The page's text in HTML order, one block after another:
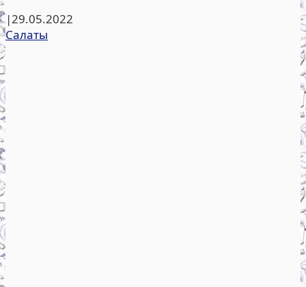
|29.05.2022
Салаты